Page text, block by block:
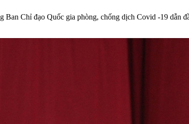
Chỉ đạo Quốc gia phòng, chống dịch Covid -19 dẫn